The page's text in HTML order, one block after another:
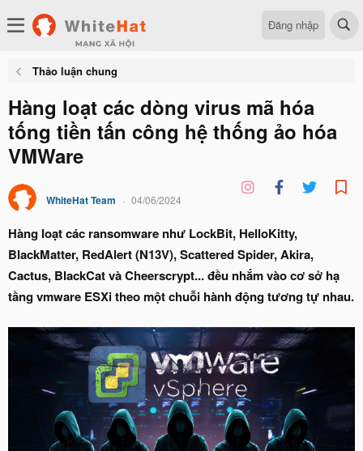
Đăng nhập
Thảo luận chung
Hàng loạt các dòng virus mã hóa
tống tiền tấn công hệ thống ảo hóa
VMWare
WhiteHat Team 04/06/2024
Hàng loạt các ransomware như LockBit, HelloKitty,
BlackMatter, RedAlert (N13V), Scattered Spider, Akira,
Cactus, BlackCat và Cheerscrypt... đều nhắm vào cơ sở hạ
tầng vmware ESXi theo một chuỗi hành động tương tự nhau.